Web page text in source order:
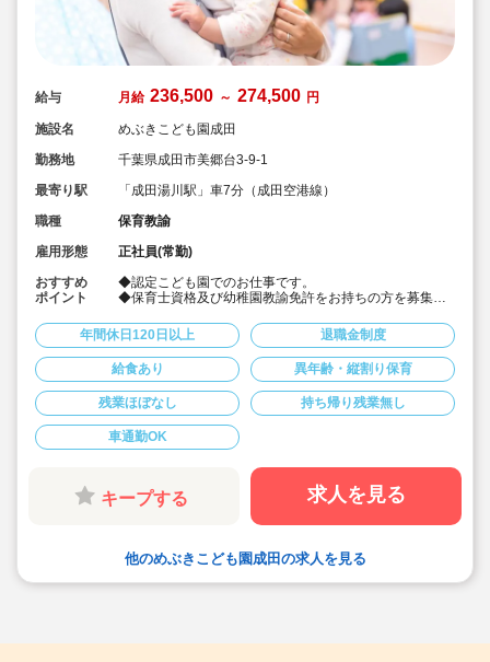
給与 月給 236,500 ～ 274,500 円
施設名
めぶきこども園成田
勤務地
千葉県成田市美郷台3-9-1
最寄り駅
「成田湯川駅」車7分（成田空港線）
職種
保育教諭
雇用形態
正社員(常勤)
おすすめ
ポイント
◆認定こども園でのお仕事です。
◆保育士資格及び幼稚園教諭免許をお持ちの方を募集。
◆行事少な目
◆車通勤可
◆年間休日123日
年間休日120日以上 退職金制度
給食あり 異年齢・縦割り保育
残業ほぼなし 持ち帰り残業無し
車通勤OK
キープする 求人を見る
他のめぶきこども園成田の求人を見る